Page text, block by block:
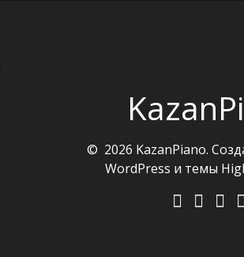
© 2026 KazanPiano.
WordPress и темы